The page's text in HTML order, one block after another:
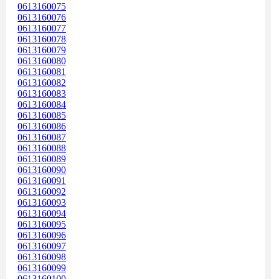
0613160075
0613160076
0613160077
0613160078
0613160079
0613160080
0613160081
0613160082
0613160083
0613160084
0613160085
0613160086
0613160087
0613160088
0613160089
0613160090
0613160091
0613160092
0613160093
0613160094
0613160095
0613160096
0613160097
0613160098
0613160099